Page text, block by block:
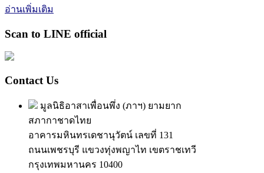
อ่านเพิ่มเติม
Scan to LINE official
Contact Us
มูลนิธิอาสาเพื่อนพึ่ง (ภาฯ) ยามยาก
สภากาชาดไทย
อาคารมหินทรเดชานุวัตน์ เลขที่ 131
ถนนเพชรบุรี แขวงทุ่งพญาไท เขตราชเทวี
กรุงเทพมหานคร 10400